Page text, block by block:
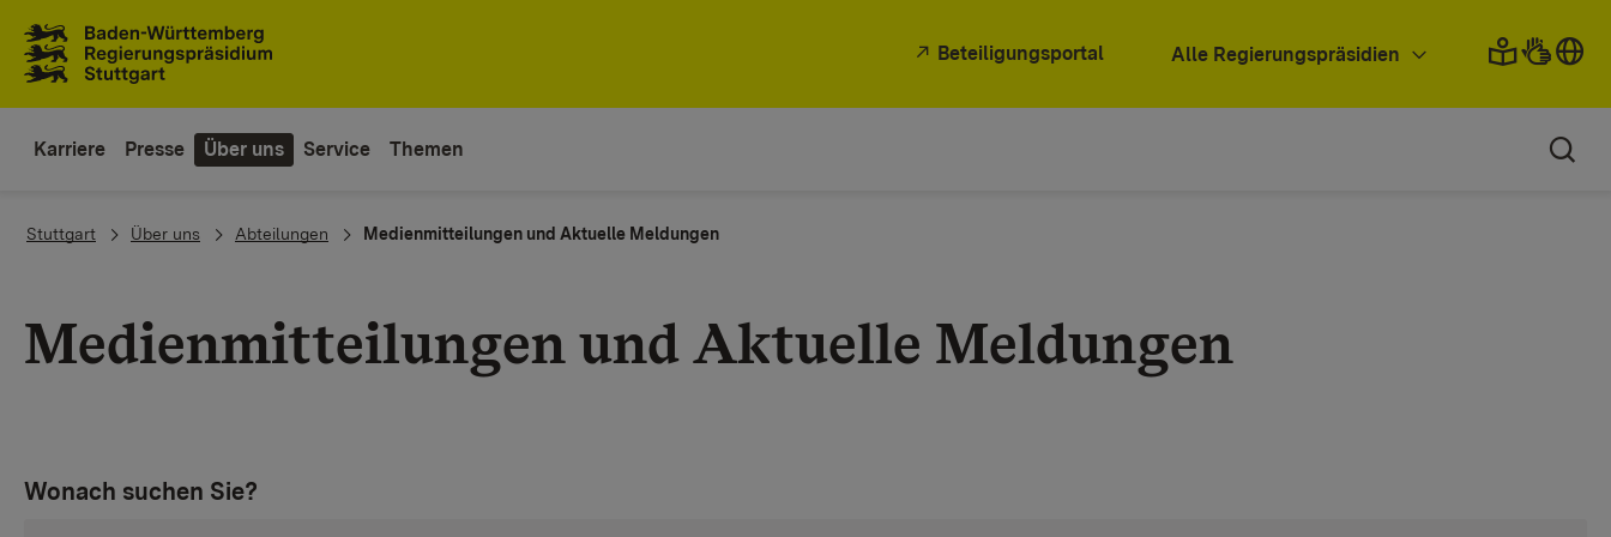
Beteiligungsportal Alle Regierungspräsidien
Karriere Presse Über uns Service Themen
You are here:
Stuttgart Über uns Abteilungen Medienmitteilungen und Aktuelle Meldungen
Medienmitteilungen und Aktuelle Meldungen
Wonach suchen Sie?